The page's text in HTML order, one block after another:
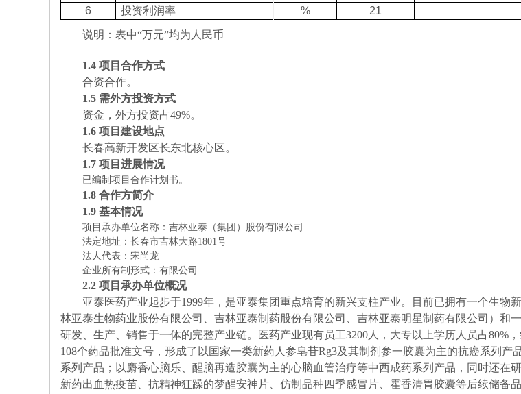
6
投资利润率 % 21
说明：表中“万元”均为人民币
1.4 项目合作方式
合资合作。
1.5 需外方投资方式
资金，外方投资占49%。
1.6 项目建设地点
长春高新开发区长东北核心区。
1.7 项目进展情况
已编制项目合作计划书。
1.8 合作方简介
1.9 基本情况
项目承办单位名称：吉林亚泰（集团）股份有限公司
法定地址：长春市吉林大路1801号
法人代表：宋尚龙
企业所有制形式：有限公司
2.2 项目承办单位概况
亚泰医药产业起步于1999年，是亚泰集团重点培育的新兴支柱产业。目前已拥有一个生
林亚泰生物药业股份有限公司、吉林亚泰制药股份有限公司、吉林亚泰明星制药有限公司）
研发、生产、销售于一体的完整产业链。医药产业现有员工3200人，大专以上学历人员占80%
108个药品批准文号，形成了以国家一类新药人参皂苷Rg3及其制剂参一胶囊为主的抗癌系列
系列产品；以麝香心脑乐、醒脑再造胶囊为主的心脑血管治疗等中西成药系列产品，同时还在
新药出血热疫苗、抗精神狂躁的梦醒安神片、仿制品种四季感冒片、霍香清胃胶囊等后续储